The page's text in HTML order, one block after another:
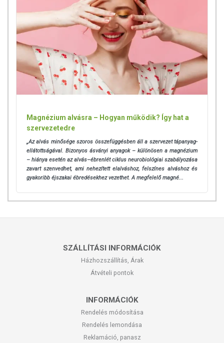
Magnézium alvásra – Hogyan működik? Így hat a
szervezetedre
„Az alvás minősége szoros összefüggésben áll a szervezet tápanyag-
ellátottságával. Bizonyos ásványi anyagok – különösen a magnézium
– hiánya esetén az alvás–ébrenlét ciklus neurobiológiai szabályozása
zavart szenvedhet, ami nehezített elalváshoz, felszínes alváshoz és
gyakoribb éjszakai ébredésekhez vezethet. A megfelelő magné...
SZÁLLÍTÁSI INFORMÁCIÓK
Házhozszállítás, Árak
Átvételi pontok
INFORMÁCIÓK
Rendelés módosítása
Rendelés lemondása
Reklamáció, panasz